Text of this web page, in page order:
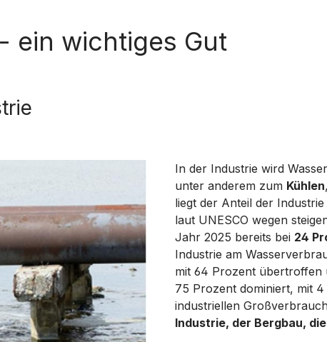
ein wichtiges Gut
In der Industrie wird
unter anderem zum Kühlen
liegt der Anteil der
laut UNESCO wegen
Jahr 2025 bereits bei 24
Industrie am
mit 64 Prozent übertroffen
75 Prozent dominiert, mit
industriellen
Industrie, der Bergbau,